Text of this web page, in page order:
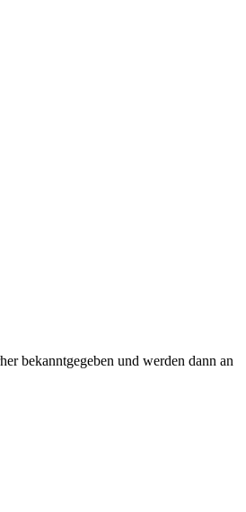
bekanntgegeben und werden dann an